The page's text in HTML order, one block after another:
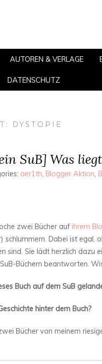
AUTOREN & VERLAGE
DATENSCHUTZ
DYSTOPIE
SuB] Was
aer1th, Blogger Aktion,
zwei Bücher auf ihrem
schlummern. Dabei ist
sind. Sie lädt herzlich dazu
Büchern beantworten.
Buch auf dem SuB
hinter dem Buch?
Bücher von meinem